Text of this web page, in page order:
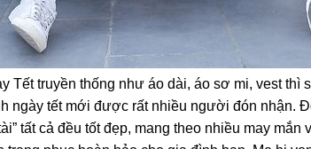
Tết truyền thống như áo dài, áo sơ mi, vest thì
ngày tết mới được rất nhiều người đón nhận.
tất cả đều tốt đẹp, mang theo nhiều may mắn